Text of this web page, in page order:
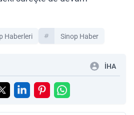
Haberleri Sinop Haber
İHA